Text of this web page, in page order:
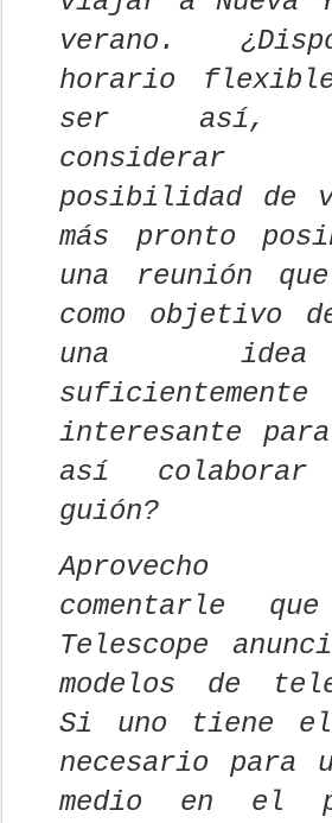
verano.
horario
ser así,
posibilidad de
más pronto
una reunión
como objetivo
una
suficientemente
interesante
así
guión?
comentarle
Telescope
modelos de
Si uno tiene el
necesario para
medio en el